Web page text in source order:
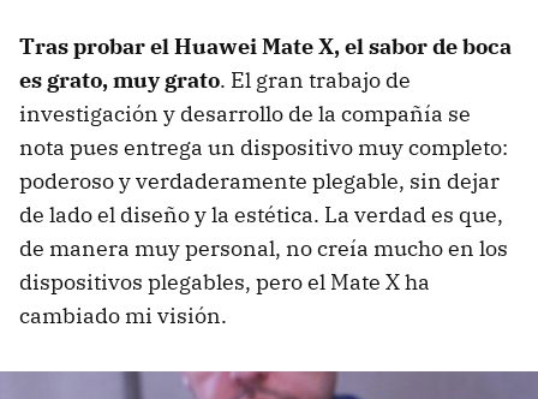
Tras probar el Huawei Mate X, el sabor de boca
es grato, muy grato. El gran trabajo de
investigación y desarrollo de la compañía se
nota pues entrega un dispositivo muy completo:
poderoso y verdaderamente plegable, sin dejar
de lado el diseño y la estética. La verdad es que,
de manera muy personal, no creía mucho en los
dispositivos plegables, pero el Mate X ha
cambiado mi visión.